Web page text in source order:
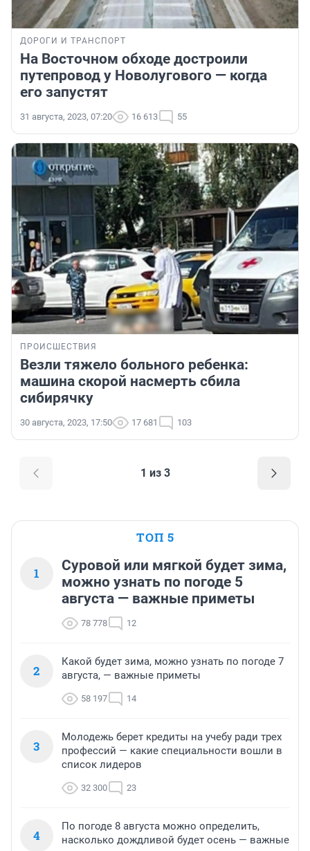
ДОРОГИ И ТРАНСПОРТ
На Восточном обходе достроили
путепровод у Новолугового — когда
его запустят
31 августа, 2023, 07:20 16 613 55
ПРОИСШЕСТВИЯ
Везли тяжело больного ребенка:
машина скорой насмерть сбила
сибирячку
30 августа, 2023, 17:50 17 681 103
1 из 3
ТОП 5
1
Суровой или мягкой будет зима,
можно узнать по погоде 5
августа — важные приметы
78 778 12
2
Какой будет зима, можно узнать по погоде 7
августа, — важные приметы
58 197 14
3
Молодежь берет кредиты на учебу ради трех
профессий — какие специальности вошли в
список лидеров
32 300 23
4
По погоде 8 августа можно определить,
насколько дождливой будет осень — важные